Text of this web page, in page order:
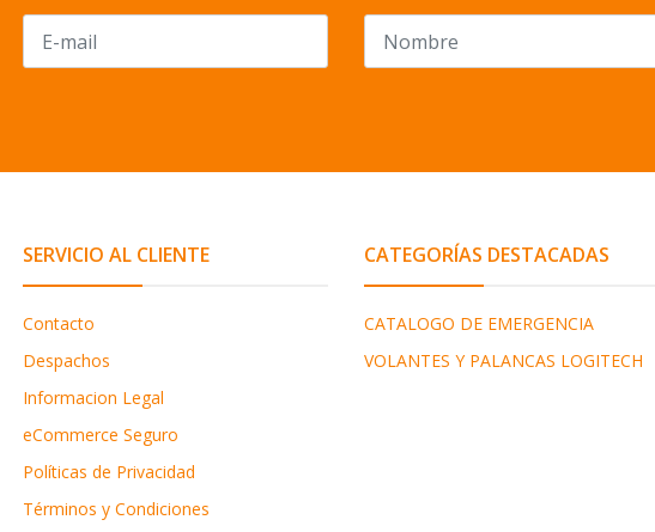
SERVICIO AL CLIENTE
Contacto
Despachos
Informacion Legal
eCommerce Seguro
Políticas de Privacidad
Términos y Condiciones
CATEGORÍAS DESTACADAS
CATALOGO DE EMERGENCIA
VOLANTES Y PALANCAS LOGITECH